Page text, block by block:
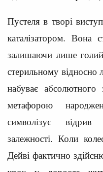
Пустеля в творі
каталізатором. Вона
залишаючи лише
стерильному відносно
набуває абсолютного
метафорою
символізує
залежності. Коли
Дейві фактично